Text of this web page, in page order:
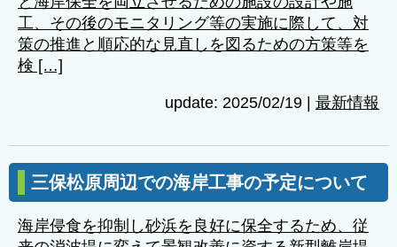
工、その後のモニタリング等の実施に際して、対
策の推進と順応的な見直しを図るための方策等を
検 […]
update: 2025/02/19 最新情報
三保松原周辺での海岸工事の予定について
海岸侵食を抑制し砂浜を良好に保全するため、従